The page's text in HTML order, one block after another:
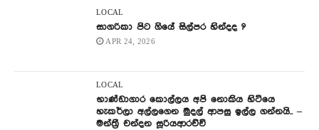
LOCAL
සාගරිකා පිට ගියේ සිල්පර හින්දද ?
APR 24, 2026
LOCAL
භාණ්ඩාගාර කොල්ලය අපි නොකිය හිටියෙ
හැකර්ලා අල්ලගෙන මුදල් ආපසු ඉල්ල ගන්නයි.. –
මන්ත්‍රී චන්දන සූරියආරච්චි